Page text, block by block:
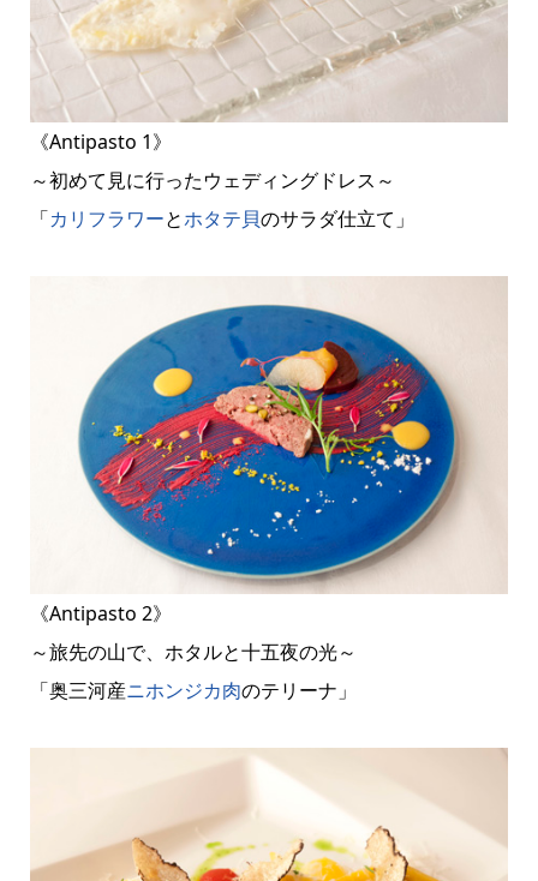
《Antipasto 1》
～初めて見に行ったウェディングドレス～
「カリフラワーとホタテ貝のサラダ仕立て」
《Antipasto 2》
～旅先の山で、ホタルと十五夜の光～
「奥三河産ニホンジカ肉のテリーナ」